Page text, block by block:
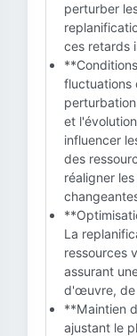
perturber
ces retards
fluctuations
et
influencer
des
réaligner
La
ressources
assurant
d'œuvre, de
**Maintien
ajustant le